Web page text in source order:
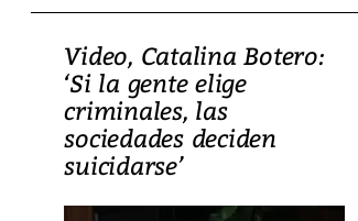
Video, Catalina Botero:
‘Si la gente elige
criminales, las
sociedades deciden
suicidarse’